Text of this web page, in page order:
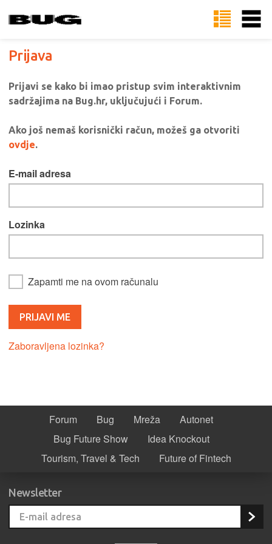
Prijava
Prijavi se kako bi imao pristup svim interaktivnim
sadržajima na Bug.hr, uključujući i Forum.
Ako još nemaš korisnički račun, možeš ga otvoriti
ovdje.
E-mail adresa
Lozinka
Zapamti me na ovom računalu
Zaboravljena lozinka?
Forum Bug Mreža
Autonet
Bug Future Show
Idea Knockout
Tourism, Travel & Tech
Future of Fintech
Newsletter